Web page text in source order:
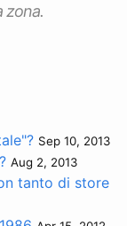
zona.
Sep 10, 2013
Aug 2, 2013
tanto di store